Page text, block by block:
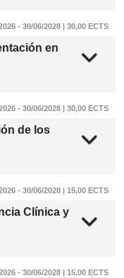
en
- 30/06/2028 | 30,00 ECTS
de los
- 30/06/2028 | 30,00 ECTS
Clínica y
- 30/06/2028 | 15,00 ECTS
- 30/06/2028 | 15,00 ECTS